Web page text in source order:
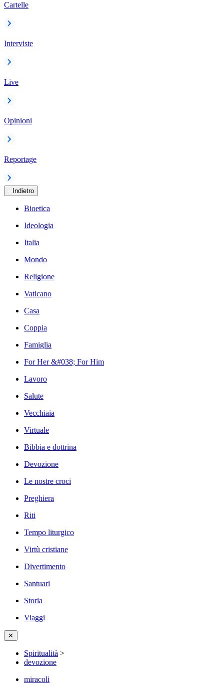
Cartelle
Interviste
Live
Opinioni
Reportage
Indietro
Bioetica
Ideologia
Italia
Mondo
Religione
Vaticano
Casa
Coppia
Famiglia
For Her &#038; For Him
Lavoro
Salute
Vecchiaia
Virtuale
Bibbia e dottrina
Devozione
Le nostre croci
Preghiera
Riti
Tempo liturgico
Virtù cristiane
Divertimento
Santuari
Storia
Viaggi
✕
Spiritualità >
devozione
miracoli